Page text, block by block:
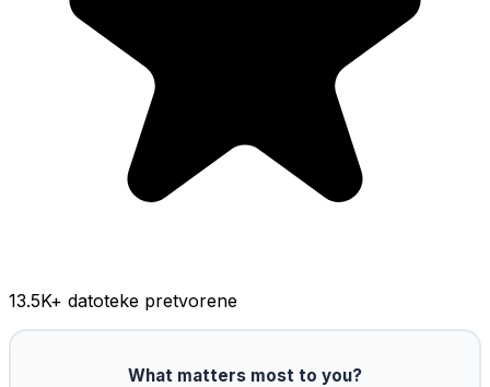
13.5K+ datoteke pretvorene
What matters most to you?